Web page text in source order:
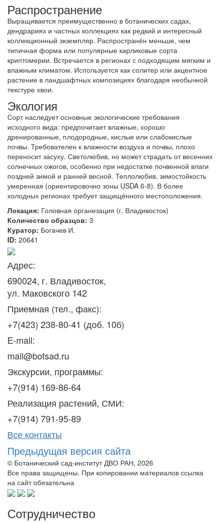
Распространение
Выращивается преимущественно в ботанических садах,
дендрариях и частных коллекциях как редкий и интересный
коллекционный экземпляр. Распространён меньше, чем
типичная форма или популярные карликовые сорта
криптомерии. Встречается в регионах с подходящим мягким и
влажным климатом. Используется как солитер или акцентное
растение в ландшафтных композициях благодаря необычной
текстуре хвои.
Экология
Сорт наследует основные экологические требования
исходного вида: предпочитает влажные, хорошо
дренированные, плодородные, кислые или слабокислые
почвы. Требователен к влажности воздуха и почвы, плохо
переносит засуху. Светолюбив, но может страдать от весенних
солнечных ожогов, особенно при недостатке почвенной влаги
поздней зимой и ранней весной. Теплолюбив, зимостойкость
умеренная (ориентировочно зоны USDA 6-8). В более
холодных регионах требует защищённого местоположения.
Локация: Головная организация (г. Владивосток)
Количество образцов: 3
Куратор: Богачев И.
ID: 20641
Адрес:
690024, г. Владивосток,
ул. Маковского 142
Приемная (тел., факс):
+7(423) 238-80-41 (доб. 10б)
E-mail:
mail@botsad.ru
Экскурсии, программы:
+7(914) 169-86-64
Реализация растений, СМИ:
+7(914) 791-95-89
Все контакты
Предыдущая версия сайта
© Ботанический сад-институт ДВО РАН, 2026
Все права защищены. При копировании материалов ссылка
на сайт обязательна
Сотрудничество